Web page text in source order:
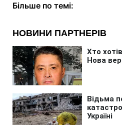
Більше по темі: